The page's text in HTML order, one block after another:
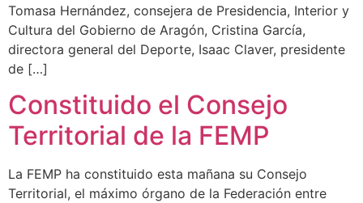
Tomasa Hernández, consejera de Presidencia, Interior y
Cultura del Gobierno de Aragón, Cristina García,
directora general del Deporte, Isaac Claver, presidente
de […]
Constituido el Consejo
Territorial de la FEMP
La FEMP ha constituido esta mañana su Consejo
Territorial, el máximo órgano de la Federación entre